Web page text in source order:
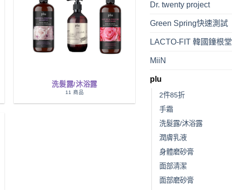
洗髮露/沐浴露
11 商品
Dr. twenty project
Green Spring快速測試
LACTO-FIT 韓國鐘根堂
MiiN
plu
2件85折
手霜
洗髮露/沐浴露
潤膚乳液
身體磨砂膏
面部清潔
面部磨砂膏